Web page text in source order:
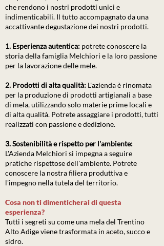
che rendono i nostri prodotti unici e
indimenticabili. Il tutto accompagnato da una
accattivante degustazione dei nostri prodotti.
1. Esperienza autentica: potrete conoscere la
storia della famiglia Melchiori e la loro passione
per la lavorazione delle mele.
2. Prodotti di alta qualità: L'azienda è rinomata
per la produzione di prodotti artigianali a base
di mela, utilizzando solo materie prime locali e
di alta qualità. Potrete assaggiare i prodotti, tutti
realizzati con passione e dedizione.
3. Sostenibilità e rispetto per l'ambiente:
L'Azienda Melchiori si impegna a seguire
pratiche rispettose dell'ambiente. Potrete
conoscere la nostra filiera produttiva e
l'impegno nella tutela del territorio.
Cosa non ti dimenticherai di questa
esperienza?
Tutti i segreti su come una mela del Trentino
Alto Adige viene trasformata in aceto, succo e
sidro.